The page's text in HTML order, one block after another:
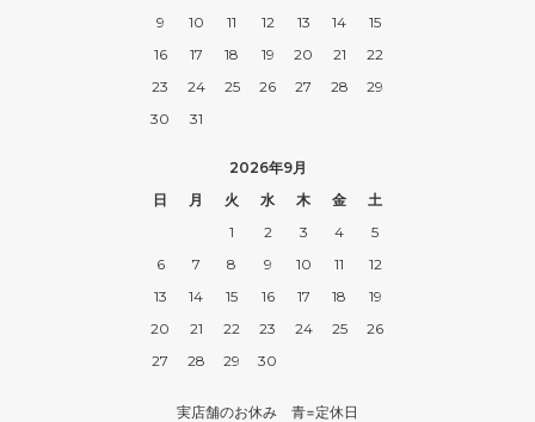
9
10 11 12 13 14
15
16
17 18 19 20 21
22
23
24 25 26 27 28
29
30
31
2026年9月
日
月 火 水 木 金
土
1
2 3 4
5
6
7 8 9 10 11
12
13
14 15 16 17 18
19
20
21 22 23 24 25
26
27
28 29 30
実店舗のお休み 青=定休日